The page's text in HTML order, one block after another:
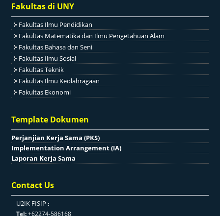
Fakultas di UNY
Fakultas Ilmu Pendidikan
Fakultas Matematika dan Ilmu Pengetahuan Alam
Fakultas Bahasa dan Seni
Fakultas Ilmu Sosial
Fakultas Teknik
Fakultas Ilmu Keolahragaan
Fakultas Ekonomi
Template Dokumen
Perjanjian Kerja Sama (PKS)
Implementation Arrangement (IA)
Laporan Kerja Sama
Contact Us
U2IK FISIP :
Tel:+62274-586168